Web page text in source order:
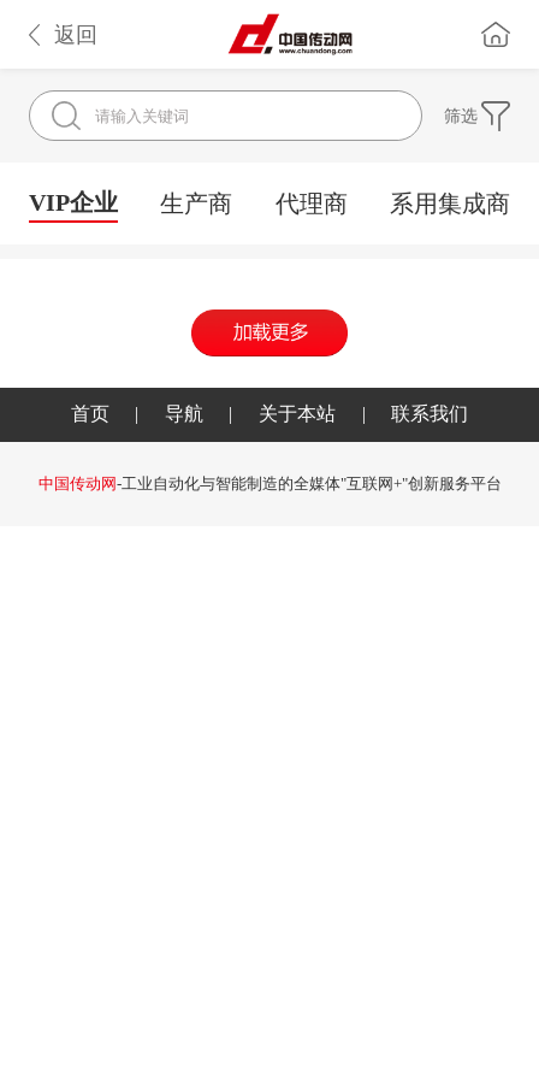
返回
筛选
VIP企业 生产商 代理商 系用集成商
首页 | 导航 | 关于本站 | 联系我们
中国传动网-工业自动化与智能制造的全媒体"互联网+"创新服务平台